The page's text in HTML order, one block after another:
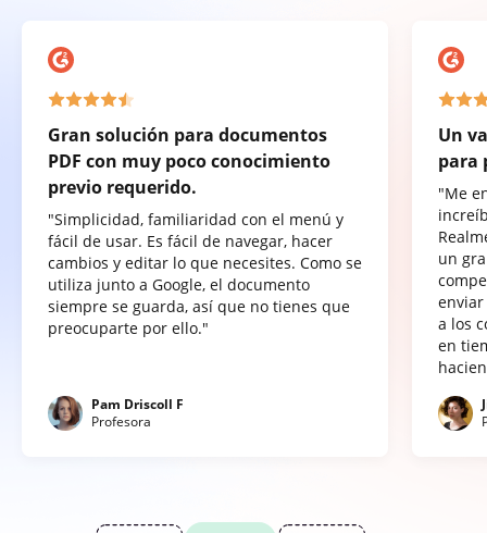
Gran solución para documentos
PDF con muy poco conocimiento
previo requerido.
"Simplicidad, familiaridad con el menú y
fácil de usar. Es fácil de navegar, hacer
cambios y editar lo que necesites. Como se
utiliza junto a Google, el documento
siempre se guarda, así que no tienes que
preocuparte por ello."
Pam Driscoll F
Profesora
Un
para
"Me
un
a los
en